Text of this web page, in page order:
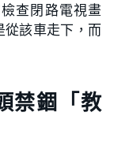
查閉路電視畫
從該車走下，而
禁錮「教